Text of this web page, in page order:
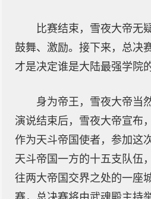
比赛结束，雪夜大帝无
鼓舞、激励。接下来，总决
才是决定谁是大陆最强学院
身为帝王，雪夜大帝当
演说结束后，雪夜大帝宣布
作为天斗帝国使者，参加这
天斗帝国一方的十五支队伍
往两大帝国交界之处的一座